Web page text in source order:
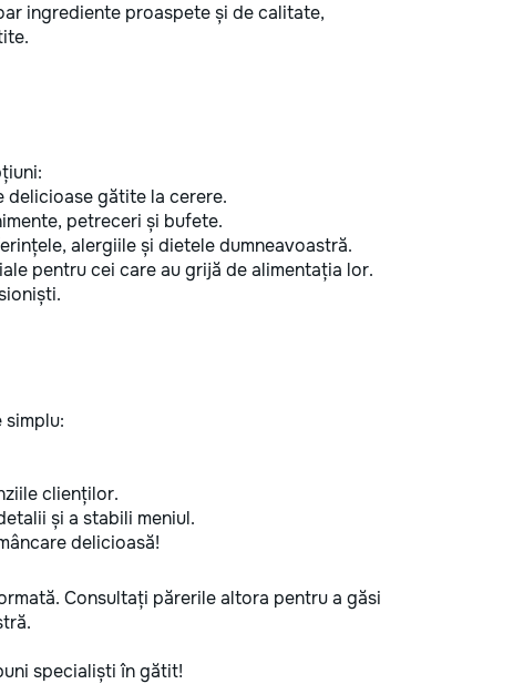
ingrediente proaspete și de calitate,
delicioase gătite la cerere.
petreceri și bufete.
alergiile și dietele dumneavoastră.
pentru cei care au grijă de alimentația lor.
clienților.
și a stabili meniul.
delicioasă!
Consultați părerile altora pentru a găsi
specialiști în gătit!